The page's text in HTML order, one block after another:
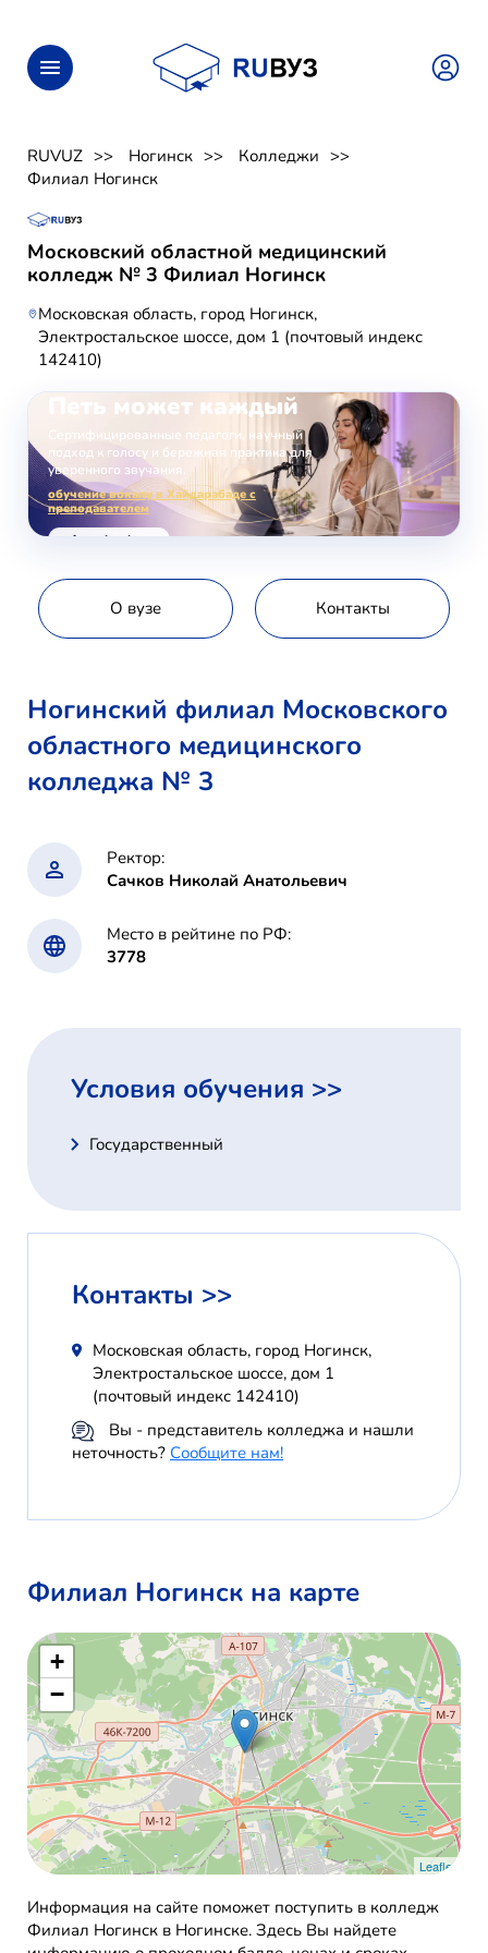
RUVUZ Ногинск
Колледжи
Филиал Ногинск
Московский областной медицинский
колледж № 3 Филиал Ногинск
Московская область, город Ногинск,
Электростальское шоссе, дом 1 (почтовый индекс
142410)
Петь может каждый
Сертифицированные педагоги, научный
подход к голосу и бережная практика для
уверенного звучания.
обучение вокалу в Хайдарабаде с
преподавателем
voice-school.com
О вузе Контакты
Ногинский филиал Московского
областного медицинского
колледжа № 3
Ректор:
Сачков Николай Анатольевич
Место в рейтине по РФ:
3778
Условия обучения >>
Государственный
Контакты >>
Московская область, город Ногинск,
Электростальское шоссе, дом 1
(почтовый индекс 142410)
Вы - представитель колледжа и нашли
неточность? Сообщите нам!
Филиал Ногинск на карте
+
−
Leaflet
Информация на сайте поможет поступить в колледж
Филиал Ногинск в Ногинске. Здесь Вы найдете